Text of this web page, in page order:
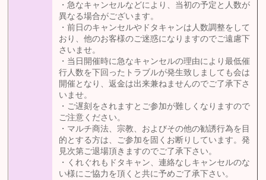
・急なキャンセルなどにより、当初の予定と人数が
異なる場合がございます。
・前日のキャンセルやドタキャンは人数調整をして
おり、他のお客様のご迷惑になりますのでご遠慮下
さいませ。
・当日開催時に急なキャンセルの理由により最低催
行人数を下回ったトラブルが発生致しましても会は
開催となり、返金は出来兼ねませんのでご了承下さ
いませ。
・ご遅刻をされますとご参加が難しくなりますので
ご注意ください。
・マルチ商法、宗教、およびその他の勧誘行為を目
的とする方は、ご参加を固くお断りしています。発
見次第ご退場頂きますのでご了承下さい。
・くれぐれもドタキャン、連絡なしキャンセルのな
い様にご協力を頂くと共に予めご了承下さい。